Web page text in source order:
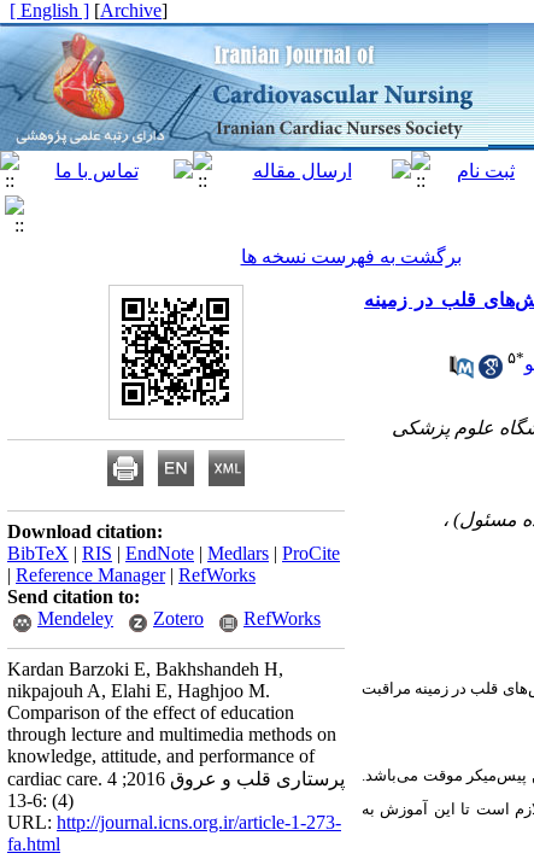
[
Archive
]
[ English ]
برگشت به فهرست نسخه ها
قلب در زمینه
*۵
علوم پزشکی
قلب در زمینه مراقبت
پیس‌میکر موقت می‌باشد.
است تا این آموزش به
Download citation:
BibTeX | RIS | EndNote | Medlars | ProCite
| Reference Manager| RefWorks
Send citation to:
Mendeley
Zotero RefWorks
Kardan Barzoki E, Bakhshandeh H,
nikpajouh A, Elahi E, Haghjoo M.
Comparison of the effect of education
through lecture and multimedia methods on
knowledge, attitude, and performance of
cardiac care. پرستاری قلب و عروق 2016; 4
(4) :6-13
URL: http://journal.icns.org.ir/article-1-273-
fa.html